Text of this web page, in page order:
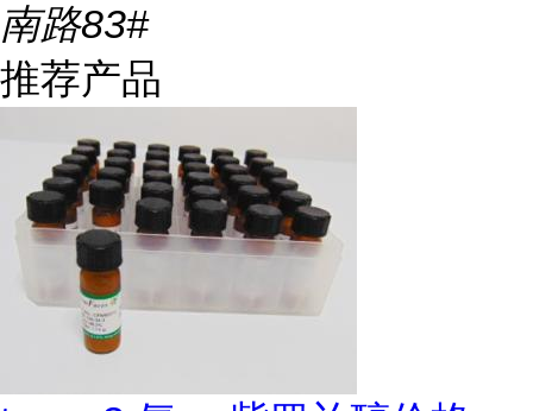
南路83#
推荐产品